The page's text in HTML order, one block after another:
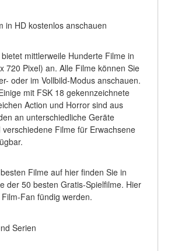
in HD kostenlos anschauen
mittlerweile Hunderte Filme in
720 Pixel) an. Alle Filme können Sie
oder im Vollbild-Modus anschauen.
mit FSK 18 gekennzeichnete
Action und Horror sind aus
an unterschiedliche Geräte
Filme für Erwachsene
Filme auf hier finden Sie in
der 50 besten Gratis-Spielfilme. Hier
Fan fündig werden.
Serien